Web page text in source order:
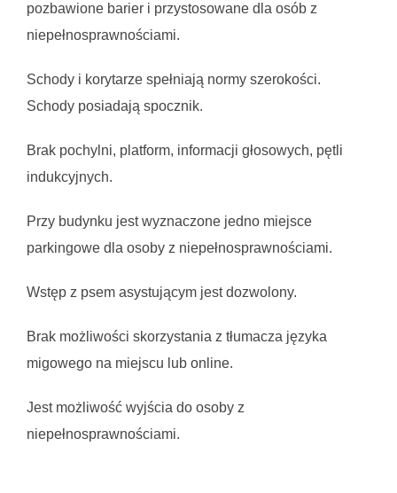
pozbawione barier i przystosowane dla osób z
niepełnosprawnościami.
Schody i korytarze spełniają normy szerokości.
Schody posiadają spocznik.
Brak pochylni, platform, informacji głosowych, pętli
indukcyjnych.
Przy budynku jest wyznaczone jedno miejsce
parkingowe dla osoby z niepełnosprawnościami.
Wstęp z psem asystującym jest dozwolony.
Brak możliwości skorzystania z tłumacza języka
migowego na miejscu lub online.
Jest możliwość wyjścia do osoby z
niepełnosprawnościami.